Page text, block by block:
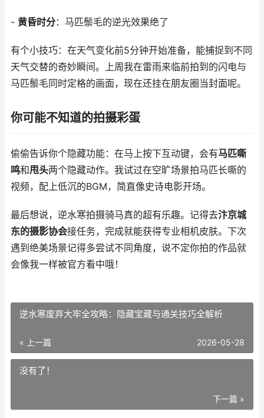
- 黄昏时分：马匹鬃毛的逆光效果绝了
有个小技巧：在天气变化前5分钟开始准备，能捕捉到不同
天气交替的奇妙瞬间。上周我在雷雨来临前拍到的闪电与
马匹鬃毛同时定格的画面，现在还挂在朋友圈当封面呢。
你可能不知道的拍摄彩蛋
偷偷告诉你个隐藏功能：在马上按下互动键，会有马匹嘶
鸣和甩头两个隐藏动作。我试过在空旷场景拍马匹长嘶的
视频，配上低沉的BGM，简直像史诗电影开场。
最后想说，逆水寒拍摄骑马真的超有乐趣。记得去汴京城
东的摄影协会接任务，完成就能获得专业相机皮肤。下次
遇到绝美场景记得多尝试不同角度，说不定你拍的作品就
会像我一样被官方看中哦！
逆水寒废弃大牢全攻略：隐藏宝藏与通关技巧全解析
« 上一篇 2026-05-28
没有了！
下一篇 »